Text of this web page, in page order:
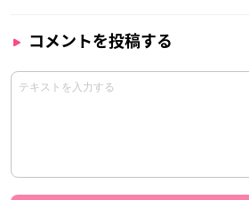
コメントを投稿する